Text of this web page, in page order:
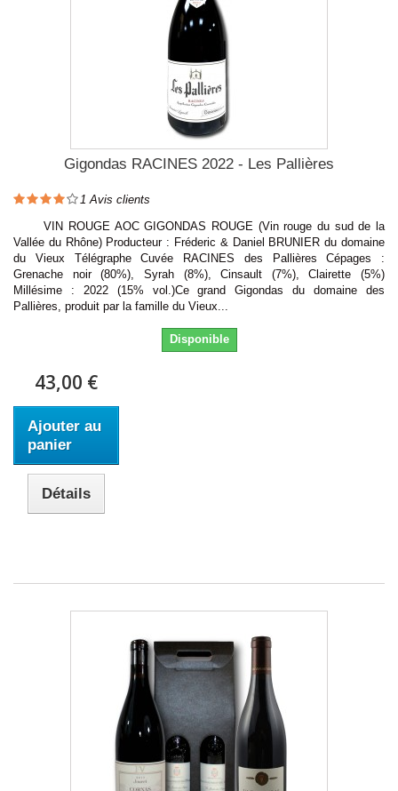
Gigondas RACINES 2022 - Les Pallières
1 Avis clients
VIN ROUGE AOC GIGONDAS ROUGE (Vin rouge du sud de la
Vallée du Rhône) Producteur : Fréderic & Daniel BRUNIER du domaine
du Vieux Télégraphe Cuvée RACINES des Pallières Cépages :
Grenache noir (80%), Syrah (8%), Cinsault (7%), Clairette (5%)
Millésime : 2022 (15% vol.)Ce grand Gigondas du domaine des
Pallières, produit par la famille du Vieux...
Disponible
43,00 €
Ajouter au
panier
Détails